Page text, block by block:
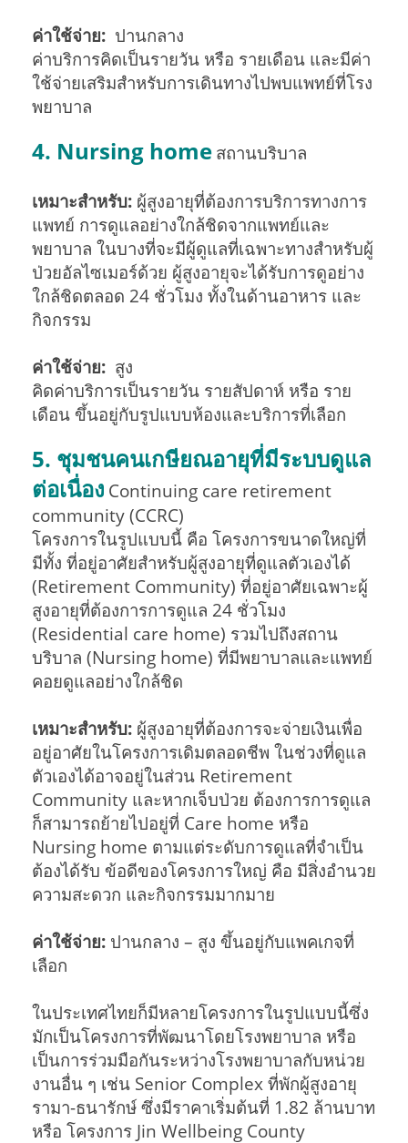
ค่าใช้จ่าย: ปานกลาง
ค่าบริการคิดเป็นรายวัน หรือ รายเดือน และมีค่า
ใช้จ่ายเสริมสำหรับการเดินทางไปพบแพทย์ที่โรง
พยาบาล
4. Nursing home สถานบริบาล
เหมาะสำหรับ: ผู้สูงอายุที่ต้องการบริการทางการ
แพทย์ การดูแลอย่างใกล้ชิดจากแพทย์และ
พยาบาล ในบางที่จะมีผู้ดูแลที่เฉพาะทางสำหรับผู้
ป่วยอัลไซเมอร์ด้วย ผู้สูงอายุจะได้รับการดูอย่าง
ใกล้ชิดตลอด 24 ชั่วโมง ทั้งในด้านอาหาร และ
กิจกรรม
ค่าใช้จ่าย: สูง
คิดค่าบริการเป็นรายวัน รายสัปดาห์ หรือ ราย
เดือน ขึ้นอยู่กับรูปแบบห้องและบริการที่เลือก
5. ชุมชนคนเกษียณอายุที่มีระบบดูแล
ต่อเนื่อง Continuing care retirement
community (CCRC)
โครงการในรูปแบบนี้ คือ โครงการขนาดใหญ่ที่
มีทั้ง ที่อยู่อาศัยสำหรับผู้สูงอายุที่ดูแลตัวเองได้
(Retirement Community) ที่อยู่อาศัยเฉพาะผู้
สูงอายุที่ต้องการการดูแล 24 ชั่วโมง
(Residential care home) รวมไปถึงสถาน
บริบาล (Nursing home) ที่มีพยาบาลและแพทย์
คอยดูแลอย่างใกล้ชิด
เหมาะสำหรับ: ผู้สูงอายุที่ต้องการจะจ่ายเงินเพื่อ
อยู่อาศัยในโครงการเดิมตลอดชีพ ในช่วงที่ดูแล
ตัวเองได้อาจอยู่ในส่วน Retirement
Community และหากเจ็บป่วย ต้องการการดูแล
ก็สามารถย้ายไปอยู่ที่ Care home หรือ
Nursing home ตามแต่ระดับการดูแลที่จำเป็น
ต้องได้รับ ข้อดีของโครงการใหญ่ คือ มีสิ่งอำนวย
ความสะดวก และกิจกรรมมากมาย
ค่าใช้จ่าย: ปานกลาง – สูง ขึ้นอยู่กับแพคเกจที่
เลือก
ในประเทศไทยก็มีหลายโครงการในรูปแบบนี้ซึ่ง
มักเป็นโครงการที่พัฒนาโดยโรงพยาบาล หรือ
เป็นการร่วมมือกันระหว่างโรงพยาบาลกับหน่วย
งานอื่น ๆ เช่น Senior Complex ที่พักผู้สูงอายุ
รามา-ธนารักษ์ ซึ่งมีราคาเริ่มต้นที่ 1.82 ล้านบาท
หรือ โครงการ Jin Wellbeing County